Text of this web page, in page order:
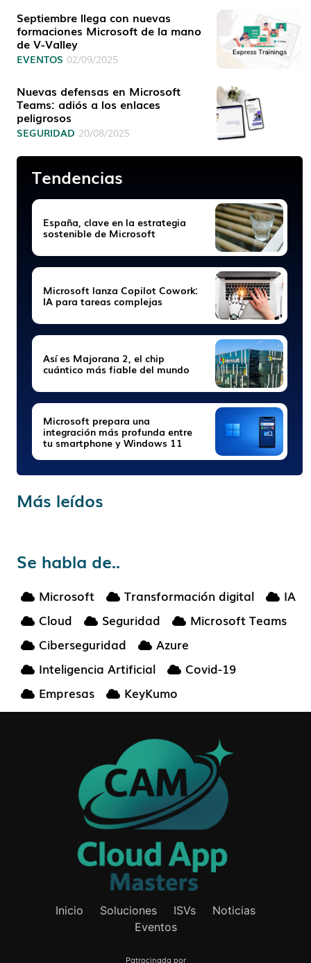
Septiembre llega con nuevas
formaciones Microsoft de la mano
de V-Valley
EVENTOS 02/09/2025
Nuevas defensas en Microsoft
Teams: adiós a los enlaces
peligrosos
SEGURIDAD 20/08/2025
Tendencias
España, clave en la estrategia
sostenible de Microsoft
Microsoft lanza Copilot Cowork:
IA para tareas complejas
Así es Majorana 2, el chip
cuántico más fiable del mundo
Microsoft prepara una
integración más profunda entre
tu smartphone y Windows 11
Más leídos
Se habla de..
Microsoft Transformación digital
IA
Cloud
Seguridad
Microsoft Teams
Ciberseguridad
Azure
Inteligencia Artificial
Covid-19
Empresas
KeyKumo
Inicio Soluciones ISVs
Noticias
Eventos
Patrocinada por